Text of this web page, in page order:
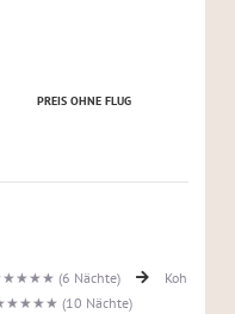
PREIS OHNE FLUG
★★★★★ (6 Nächte)
Koh
★★★★★ (10 Nächte)